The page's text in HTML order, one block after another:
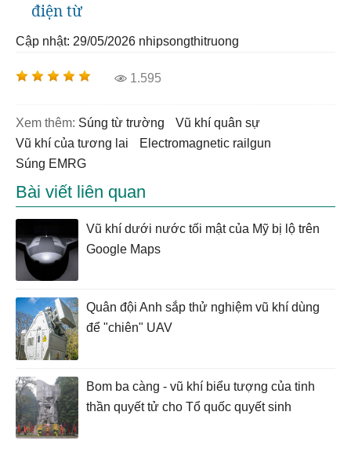
điện từ
Cập nhật: 29/05/2026 nhipsongthitruong
1.595
Xem thêm: súng từ trường
vũ khí quân sự
Vũ khí của tương lai
electromagnetic railgun
súng EMRG
Bài viết liên quan
Vũ khí dưới nước tối mật của Mỹ bị lộ trên
Google Maps
Quân đội Anh sắp thử nghiệm vũ khí dùng
để "chiên" UAV
Bom ba càng - vũ khí biểu tượng của tinh
thần quyết tử cho Tổ quốc quyết sinh